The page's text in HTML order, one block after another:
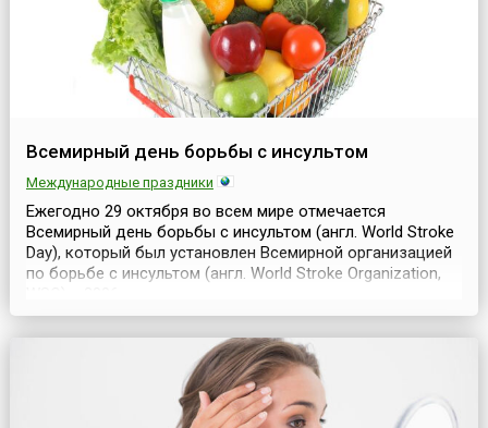
Всемирный день борьбы с инсультом
Международные праздники
Ежегодно 29 октября во всем мире отмечается
Всемирный день борьбы с инсультом (англ. World Stroke
Day), который был установлен Всемирной организацией
по борьбе с инсультом (англ. World Stroke Organization,
действиям во всемирной борьбе против этого
заболевания.Но история даты, отмечаемой сегодня,
началась в 2004 году, когда Всемирная организ...